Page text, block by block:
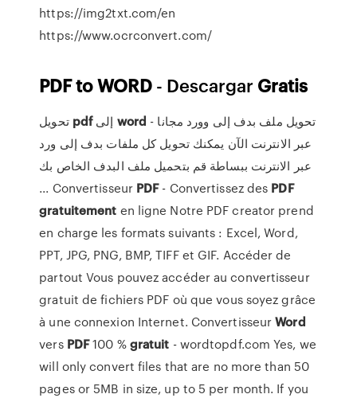
https://img2txt.com/en
https://www.ocrconvert.com/
PDFtoWORD - Descargar Gratis
تحويل pdf word - تحويل ملف بدف إلى وورد مجانا
عبر الانترنت الآن يمكنك تحويل كل ملفات بدف إلى ورد
عبر الانترنت ببساطة قم بتحميل ملف البدف الخاص بك
... Convertisseur PDF- Convertissez des PDF
gratuitement en ligne Notre PDF creator prend
en charge les formats suivants : Excel, Word,
PPT, JPG, PNG, BMP, TIFF et GIF. Accéder de
partout Vous pouvez accéder au convertisseur
gratuit de fichiers PDF où que vous soyez grâce
à une connexion Internet. ConvertisseurWord
vers PDF100 %gratuit - wordtopdf.com Yes, we
will only convert files that are no more than 50
pages or 5MB in size, up to 5 per month. If you